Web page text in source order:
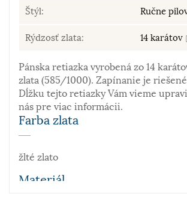
Štýl: Ručne
Rýdzosť zlata: 14 karátov
Pánska retiazka vyrobená zo 14
zlata (585/1000). Zapínanie je
Dĺžku tejto retiazky Vám vieme
nás pre viac informácii.
Farba zlata
žlté zlato
Materiál